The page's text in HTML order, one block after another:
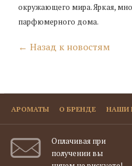
окружающего мира. Яркая,
парфюмерного дома.
← Назад к новостям
АРОМАТЫ О БРЕНДЕ НАШИ
Оплачивая при
получении вы